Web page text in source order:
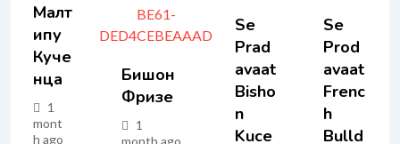
Малт
Ипу
Куче
Нца
1
mont
h ago
Бишон
Фризе
1
month ago
Se
Prad
Avaat
Bisho
N
Kuce
Se
Prod
Avaat
Frenc
H
Bulld